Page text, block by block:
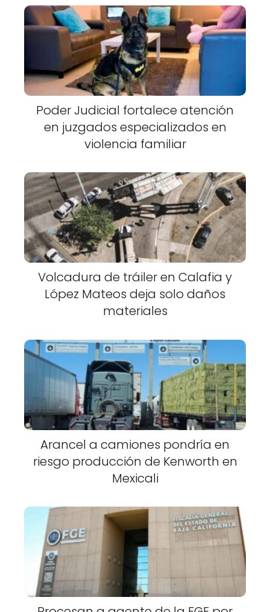
Poder Judicial fortalece atención
en juzgados especializados en
violencia familiar
Volcadura de tráiler en Calafia y
López Mateos deja solo daños
materiales
Arancel a camiones pondría en
riesgo producción de Kenworth en
Mexicali